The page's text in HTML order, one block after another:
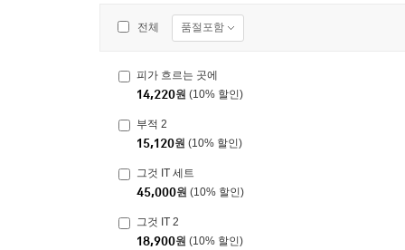
전체 품절포함
피가 흐르는 곳에
14,220원 (10% 할인)
부적 2
15,120원 (10% 할인)
그것 IT 세트
45,000원 (10% 할인)
그것 IT 2
18,900원 (10% 할인)